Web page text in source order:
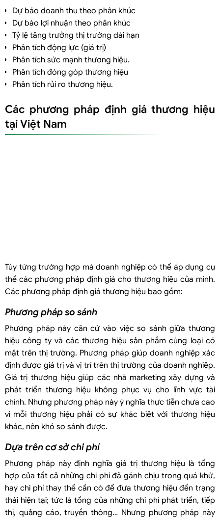
Dự báo doanh thu theo phân khúc
Dự báo lợi nhuận theo phân khúc
Tỷ lệ tăng trưởng thị trường dài hạn
Phân tích động lực (giá trị)
Phân tích sức mạnh thương hiệu.
Phân tích đóng góp thương hiệu
Phân tích rủi ro thương hiệu.
Các phương pháp định giá thương hiệu
tại Việt Nam
Tùy từng trường hợp mà doanh nghiệp có thể áp dụng cụ
thể các phương pháp định giá cho thương hiệu của mình.
Các phương pháp định giá thương hiệu bao gồm:
Phương pháp so sánh
Phương pháp này căn cứ vào việc so sánh giữa thương
hiệu công ty và các thương hiệu sản phẩm cùng loại có
mặt trên thị trường. Phương pháp giúp doanh nghiệp xác
định được giá trị và vị trí trên thị trường của doanh nghiệp.
Giá trị thương hiệu giúp các nhà marketing xây dựng và
phát triển thương hiệu không phục vụ cho lĩnh vực tài
chính. Nhưng phương pháp này ý nghĩa thực tiễn chưa cao
vì mỗi thương hiệu phải có sự khác biệt với thương hiệu
khác, nên khó so sánh được.
Dựa trên cơ sở chi phí
Phương pháp này định nghĩa giá trị thương hiệu là tổng
hợp của tất cả những chi phí đã gánh chịu trong quá khứ,
hay chi phí thay thế cần có để đưa thương hiệu đến trạng
thái hiện tại; tức là tổng của những chi phí phát triển, tiếp
thị, quảng cáo, truyền thông… Nhưng phương pháp này